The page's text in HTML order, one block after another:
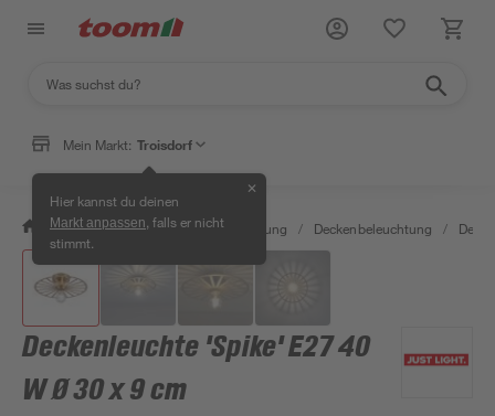
Mein Markt: Troisdorf
Hier kannst du deinen
Markt anpassen , falls er nicht
stimmt.
✕
/ Wohnen & Haushalt / Beleuchtung / Deckenbeleuchtung /
Deckenleuchte 'Spike' E27 40
W Ø 30 x 9 cm